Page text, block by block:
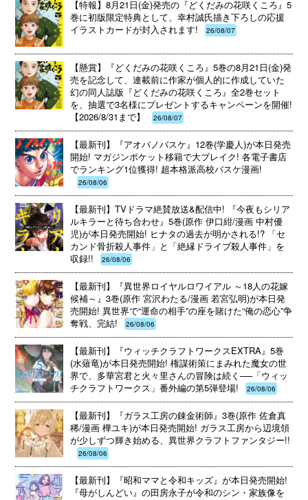
【特報】8月21日(金)発売の『どくだみの花咲くころ』5
巻に初版限定特典として、幸村誠氏描き下ろしの応援
イラストカードが封入されます!
26/08/07
【懸賞】『どくだみの花咲くころ』5巻の8月21日(金)発
売を記念して、連載前に作家が個人的に作成していた
幻の同人誌版『どくだみの花咲くころ』全2巻セット
を、抽選で3名様にプレゼントするキャンペーンを開催!
【2026/8/31まで】
26/08/07
【最新刊】『アオバノバスケ』12巻(学慶人)が本日発売
開始! マガジンポケット移籍で大ブレイク! 各電子書店
でランキング1位獲得! 超本格派高校バスケ漫画!
26/08/06
【最新刊】TVドラマ絶賛放送&配信中! 『今夜もシリア
ルキラーと待ち合わせ』5巻(原作 伊口紺/漫画 中村優
児)が本日発売開始! ヒナタの過去が明かされる!? 「セ
カンド骨折殺人事件」と「絶縁ドライブ殺人事件」を
収録!!
26/08/06
【最新刊】『異世界ロイヤルロワイアル ～18人の花嫁
候補～』3巻(原作 宮沢わたる/漫画 若宮弘明)が本日発
売開始! 異世界で“運命の相手”の座を賭けた“俺の恋心”争
奪戦、完結!
26/08/06
【最新刊】『ウィッチクラフトワークスEXTRA』5巻
(水薙竜)が本日発売開始! 権謀術策にまみれた魔女の世
界で、多華宮君と火々里さんの冒険は続く──「ウィッ
チクラフトワークス」番外編の第5弾登場!
26/08/06
【最新刊】『ガラス工房の錬金術師』3巻(原作 佐倉真
稀/漫画 樺ユキ)が本日発売開始! ガラス工房から辺境領
が少しずつ輝き始める、異世界クラフトファンタジー!!
26/08/06
【最新刊】『昭和ママと令和キッズ』が本日発売開始!
『母がしんどい』の田房永子が令和のシン・家族像を